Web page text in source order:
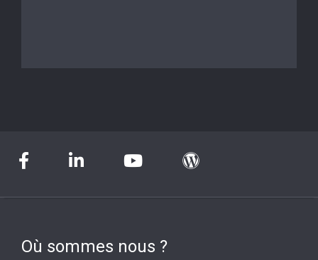
Où sommes nous ?